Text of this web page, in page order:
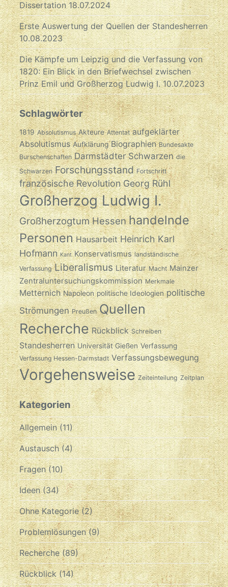
Dissertation 18.07.2024
Erste Auswertung der Quellen der Standesherren
10.08.2023
Die Kämpfe um Leipzig und die Verfassung von
1820: Ein Blick in den Briefwechsel zwischen
Prinz Emil und Großherzog Ludwig I. 10.07.2023
Schlagwörter
1819 Absolutismus Akteure Attentat aufgeklärter
Absolutismus Aufklärung Biographien Bundesakte
Burschenschaften Darmstädter Schwarzen die
Schwarzen Forschungsstand Fortschritt
französische Revolution Georg Rühl
Großherzog Ludwig I.
Großherzogtum Hessen handelnde
Personen Hausarbeit Heinrich Karl
Hofmann Kant Konservatismus landständische
Verfassung Liberalismus Literatur Macht Mainzer
Zentraluntersuchungskommission Merkmale
Metternich Napoleon politische Ideologien politische
Strömungen Preußen Quellen
Recherche Rückblick Schreiben
Standesherren Universität Gießen Verfassung
Verfassung Hessen-Darmstadt Verfassungsbewegung
Vorgehensweise Zeiteinteilung Zeitplan
Kategorien
Allgemein(11)
Austausch(4)
Fragen(10)
Ideen(34)
Ohne Kategorie(2)
Problemlösungen(9)
Recherche(89)
Rückblick(14)